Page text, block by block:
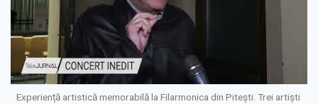
Experiență artistică memorabilă la Filarmonica din Pitești. Trei artiști